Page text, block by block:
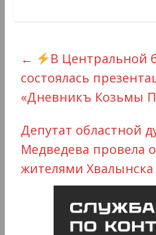
←
В Центральной
состоялась
«Дневникъ Козьмы
Депутат областной
Медведева провела
жителями Хвалынска